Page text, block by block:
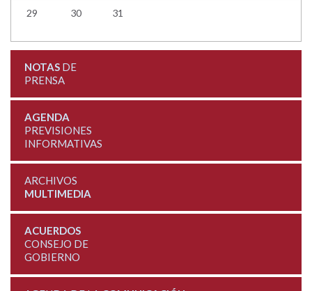
29 30 31
NOTASDE
PRENSA
AGENDA
PREVISIONES
INFORMATIVAS
ARCHIVOS
MULTIMEDIA
ACUERDOS
CONSEJO DE
GOBIERNO